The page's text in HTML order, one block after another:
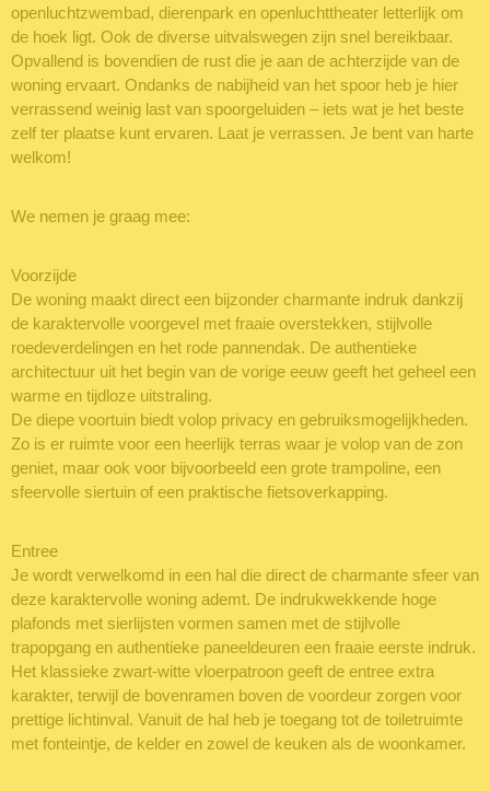
openluchtzwembad, dierenpark en openluchttheater letterlijk om
de hoek ligt. Ook de diverse uitvalswegen zijn snel bereikbaar.
Opvallend is bovendien de rust die je aan de achterzijde van de
woning ervaart. Ondanks de nabijheid van het spoor heb je hier
verrassend weinig last van spoorgeluiden – iets wat je het beste
zelf ter plaatse kunt ervaren. Laat je verrassen. Je bent van harte
welkom!
We nemen je graag mee:
Voorzijde
De woning maakt direct een bijzonder charmante indruk dankzij
de karaktervolle voorgevel met fraaie overstekken, stijlvolle
roedeverdelingen en het rode pannendak. De authentieke
architectuur uit het begin van de vorige eeuw geeft het geheel een
warme en tijdloze uitstraling.
De diepe voortuin biedt volop privacy en gebruiksmogelijkheden.
Zo is er ruimte voor een heerlijk terras waar je volop van de zon
geniet, maar ook voor bijvoorbeeld een grote trampoline, een
sfeervolle siertuin of een praktische fietsoverkapping.
Entree
Je wordt verwelkomd in een hal die direct de charmante sfeer van
deze karaktervolle woning ademt. De indrukwekkende hoge
plafonds met sierlijsten vormen samen met de stijlvolle
trapopgang en authentieke paneeldeuren een fraaie eerste indruk.
Het klassieke zwart-witte vloerpatroon geeft de entree extra
karakter, terwijl de bovenramen boven de voordeur zorgen voor
prettige lichtinval. Vanuit de hal heb je toegang tot de toiletruimte
met fonteintje, de kelder en zowel de keuken als de woonkamer.